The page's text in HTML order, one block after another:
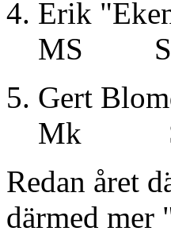
Erik
MS
Gert
Mk
Redan året
därmed mer